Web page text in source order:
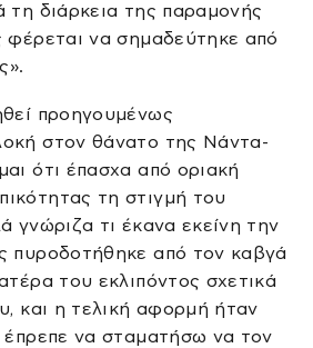
τη διάρκεια της παραμονής
φέρεται να σημαδεύτηκε από
προηγουμένως
στον θάνατο της Νάντα-
ότι έπασχα από οριακή
τη στιγμή του
γνώριζα τι έκανα εκείνη την
πυροδοτήθηκε από τον καβγά
του εκλιπόντος σχετικά
και η τελική αφορμή ήταν
έπρεπε να σταματήσω να τον